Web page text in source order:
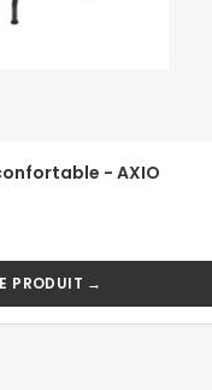
- AXIO
PRODUIT →